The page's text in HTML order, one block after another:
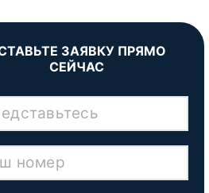
ЗАЯВКУ ПРЯМО
СЕЙЧАС
номер